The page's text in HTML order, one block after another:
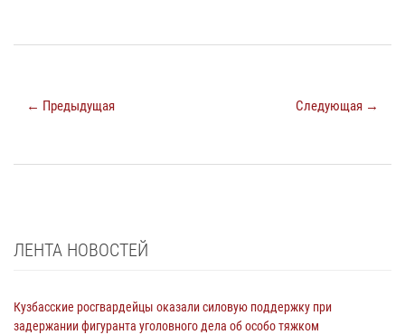
← Предыдущая Следующая →
ЛЕНТА НОВОСТЕЙ
Кузбасские росгвардейцы оказали силовую поддержку при
задержании фигуранта уголовного дела об особо тяжком